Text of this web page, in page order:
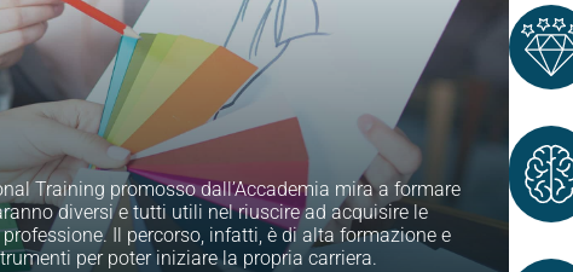
Training promosso dall’Accademia mira a formare
diversi e tutti utili nel riuscire ad acquisire le
Il percorso, infatti, è di alta formazione e
per poter iniziare la propria carriera.